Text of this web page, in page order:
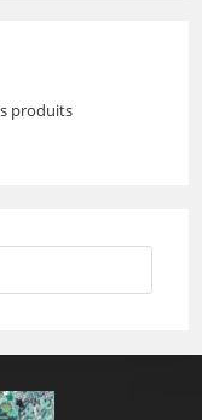
produits